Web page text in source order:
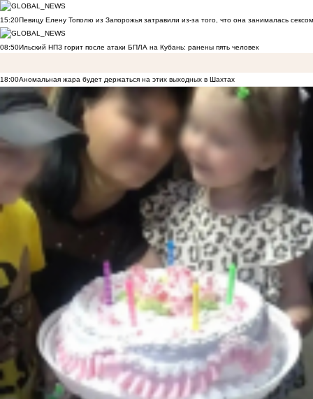
15:20Певицу Елену Тополю из Запорожья затравили из-за того, что она занималась
08:50Ильский НПЗ горит после атаки БПЛА на Кубань: ранены пять человек
18:00Аномальная жара будет держаться на этих выходных в Шахтах